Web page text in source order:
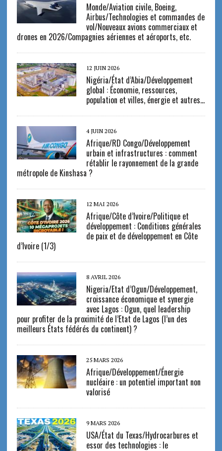
Monde/Aviation civile, Boeing,
Airbus/Technologies et commandes de
vol/Nouveaux avions commerciaux et
drones en 2026/Compagnies aériennes et aéroports, etc.
12 JUIN 2026
Nigéria/État d’Abia/Développement
global : Économie, ressources,
population et villes, énergie et autres…
4 JUIN 2026
Afrique/RD Congo/Développement
urbain et infrastructures : comment
rétablir le rayonnement de la grande
métropole de Kinshasa ?
12 MAI 2026
Afrique/Côte d’Ivoire/Politique et
développement : Conditions générales
de paix et de développement en Côte
d’Ivoire (1/3)
8 AVRIL 2026
Nigeria/Etat d’Ogun/Développement,
croissance économique et synergie
avec Lagos : Ogun, quel leadership
pour profiter de la proximité de l’Etat de Lagos (l’un des
meilleurs États fédérés du continent) ?
25 MARS 2026
Afrique/Développement/Énergie
nucléaire : un potentiel important non
valorisé
9 MARS 2026
USA/État du Texas/Hydrocarbures et
essor des technologies : le